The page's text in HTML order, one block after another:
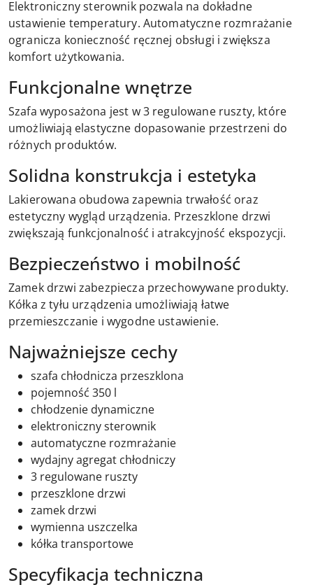
Elektroniczny sterownik pozwala na dokładne
ustawienie temperatury. Automatyczne rozmrażanie
ogranicza konieczność ręcznej obsługi i zwiększa
komfort użytkowania.
Funkcjonalne wnętrze
Szafa wyposażona jest w 3 regulowane ruszty, które
umożliwiają elastyczne dopasowanie przestrzeni do
różnych produktów.
Solidna konstrukcja i estetyka
Lakierowana obudowa zapewnia trwałość oraz
estetyczny wygląd urządzenia. Przeszklone drzwi
zwiększają funkcjonalność i atrakcyjność ekspozycji.
Bezpieczeństwo i mobilność
Zamek drzwi zabezpiecza przechowywane produkty.
Kółka z tyłu urządzenia umożliwiają łatwe
przemieszczanie i wygodne ustawienie.
Najważniejsze cechy
szafa chłodnicza przeszklona
pojemność 350 l
chłodzenie dynamiczne
elektroniczny sterownik
automatyczne rozmrażanie
wydajny agregat chłodniczy
3 regulowane ruszty
przeszklone drzwi
zamek drzwi
wymienna uszczelka
kółka transportowe
Specyfikacja techniczna